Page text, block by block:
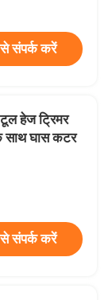
संपर्क करें
हेज ट्रिमर
घास कटर
संपर्क करें